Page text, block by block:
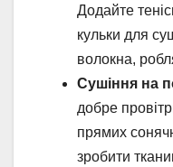
Додайте
кульки для
волокна,
Сушіння на
добре
прямих
зробити